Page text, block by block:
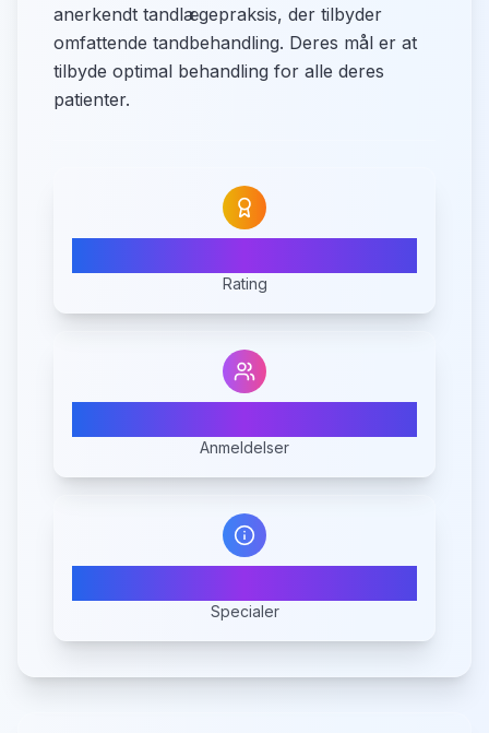
anerkendt tandlægepraksis, der tilbyder
omfattende tandbehandling. Deres mål er at
tilbyde optimal behandling for alle deres
patienter.
Rating
Anmeldelser
Specialer